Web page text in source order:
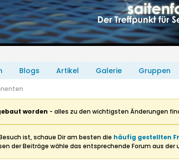
Blogs Artikel Galerie Gruppen
worden - alles zu den wichtigsten Änderungen
ist, schaue Dir am besten die häufig gestellten
der Beiträge wähle das entsprechende Forum aus